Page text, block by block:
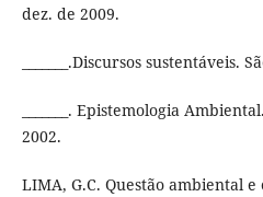
dez. de 2009.
_______.Discursos sustentáveis.
_______. Epistemologia
2002.
LIMA, G.C. Questão ambiental